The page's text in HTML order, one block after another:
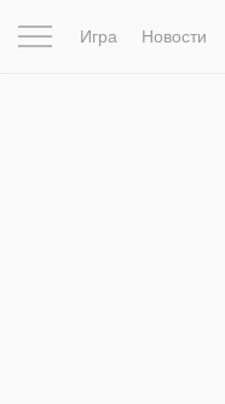
Игра Новости